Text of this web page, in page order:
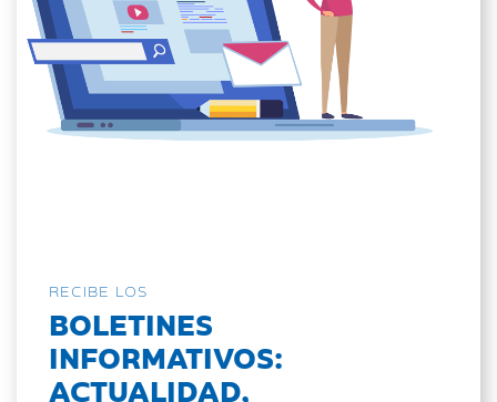
RECIBE LOS
BOLETINES
INFORMATIVOS:
ACTUALIDAD,